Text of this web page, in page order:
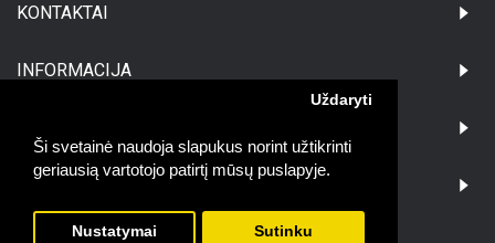
Ši svetainė naudoja slapukus norint užtikrinti
geriausią vartotojo patirtį mūsų puslapyje.
Uždaryti
Nustatymai Sutinku
KONTAKTAI
INFORMACIJA
DARBO LAIKAS: